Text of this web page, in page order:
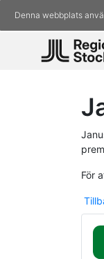
Denna webbplats
För